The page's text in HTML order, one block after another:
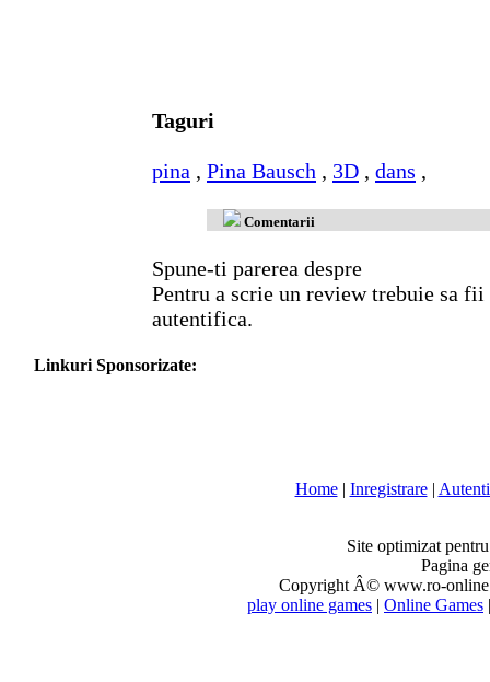
Taguri
pina , Pina Bausch , 3D , dans ,
Comentarii
Spune-ti parerea despre
Pentru a scrie un review trebuie sa
autentifica.
Linkuri Sponsorizate:
Home| Inregistrare|
Site optimizat
Pagina
Copyright Â© www.ro-
play online games | Online Games